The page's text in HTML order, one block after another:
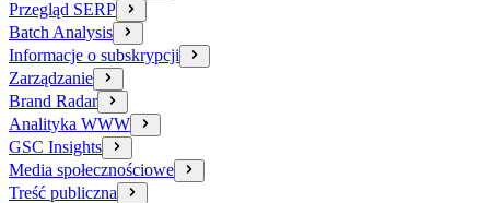
Przegląd SERP
Batch Analysis
Informacje o subskrypcji
Zarządzanie
Brand Radar
Analityka WWW
GSC Insights
Media społecznościowe
Treść publiczna